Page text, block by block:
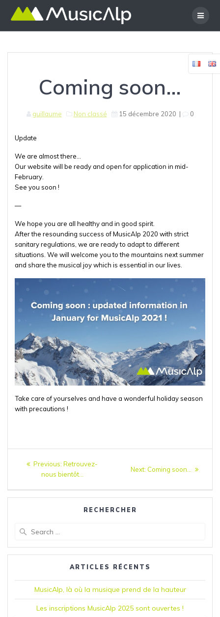
to
content
Coming soon…
guillaume Non classé 15 décembre 2020 | 0
Update
We are almost there…
Our website will be ready and open for application in mid-
February.
See you soon !
—
We hope you are all healthy and in good spirit.
After the resounding success of MusicAlp 2020 with strict
sanitary regulations, we are ready to adapt to different
situations. We will welcome you to the mountains next summer
and share the musical joy which is essential in our lives.
Take care of yourselves and have a wonderful holiday season
with precautions !
Navigation
l’article
Previous: Previous
post:
Retrouvez-
nous bientôt…
Next: Next
Coming soon…
RECHERCHER
ARTICLES RÉCENTS
MusicAlp, là où la musique prend de la hauteur
Les inscriptions MusicAlp 2025 sont ouvertes !